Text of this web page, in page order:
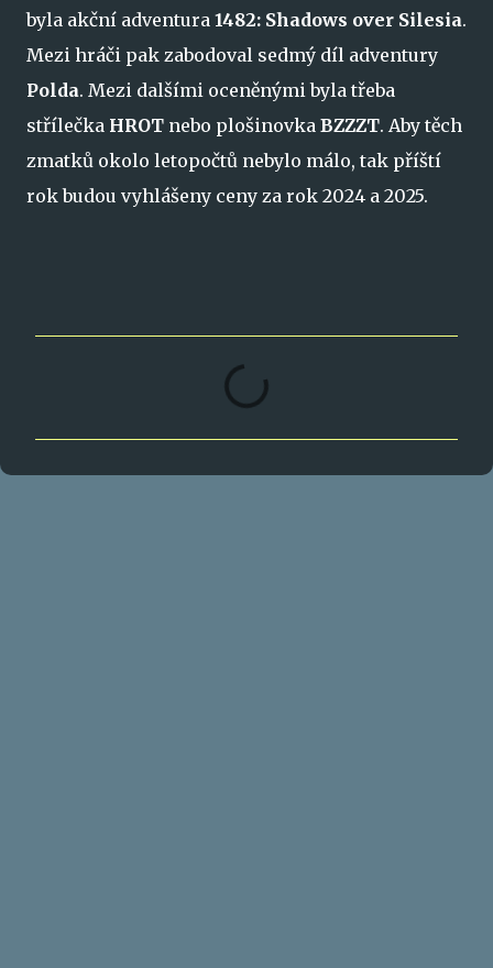
byla akční adventura 1482: Shadows over Silesia.
Mezi hráči pak zabodoval sedmý díl adventury
Polda. Mezi dalšími oceněnými byla třeba
střílečka HROT nebo plošinovka BZZZT. Aby těch
zmatků okolo letopočtů nebylo málo, tak příští
rok budou vyhlášeny ceny za rok 2024 a 2025.